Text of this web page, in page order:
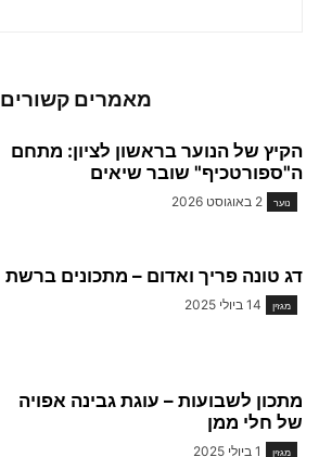
מאמרים קשורים
הקיץ של הנוער בראשון לציון: מתחם
ה"ספורטכיף" שובר שיאים
נוער 2 באוגוסט 2026
דג טונה פריך ואדום – מתכונים ברשת
מגזין 14 ביולי 2025
מתכון לשבועות – עוגת גבינה אפויה
של חלי ממן
מגזין 1 ביולי 2025